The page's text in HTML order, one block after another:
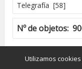
Telegrafía [58]
Nº de objetos:
Dpto. de
Utilizamos